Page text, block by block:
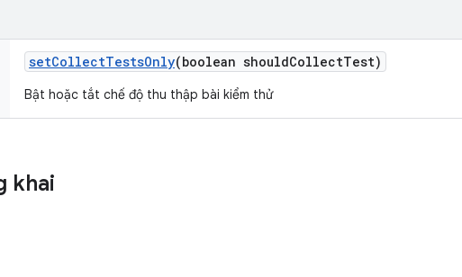
setCollectTestsOnly(boolean shouldCollectTest)
Bật hoặc tắt chế độ thu thập bài kiểm thử
khai